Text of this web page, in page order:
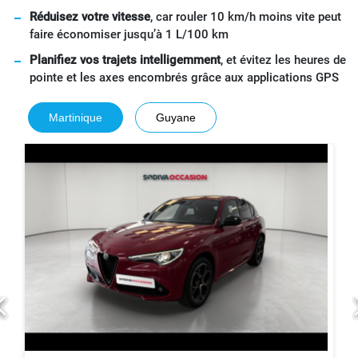
Réduisez votre vitesse, car rouler 10 km/h moins vite peut
faire économiser jusqu’à 1 L/100 km
Planifiez vos trajets intelligemment, et évitez les heures de
pointe et les axes encombrés grâce aux applications GPS
Martinique Guyane